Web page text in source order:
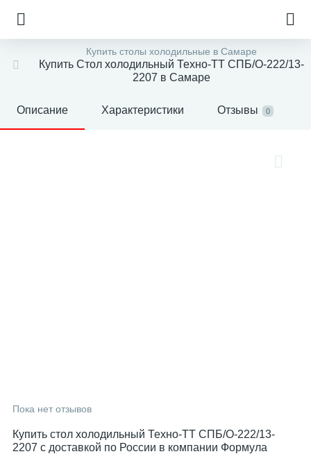
Купить столы холодильные в Самаре
Купить Стол холодильный Техно-ТТ СПБ/О-222/13-
2207 в Самаре
Описание Характеристики Отзывы 0
Пока нет отзывов
Купить стол холодильный Техно-ТТ СПБ/О-222/13-
2207 с доставкой по России в компании Формула